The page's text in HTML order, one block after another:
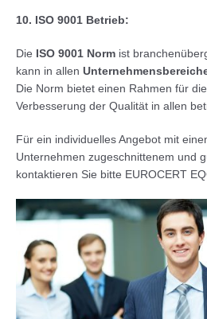
10. ISO 9001 Betrieb:
Die ISO 9001 Norm ist
kann in allen
Die Norm bietet einen Rahmen für
Verbesserung der Qualität in allen
Für ein individuelles Angebot mit
Unternehmen zugeschnittenem und
kontaktieren Sie bitte EUROCERT